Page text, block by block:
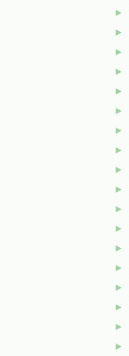
►
►
►
►
►
►
►
►
►
►
►
►
►
►
►
►
►
►